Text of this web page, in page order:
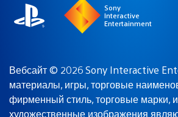
Sony
Interactive
Entertainment
Вебсайт © 2026 Sony Interactive
материалы, игры, торговые
фирменный стиль, торговые марки,
художественные изображения